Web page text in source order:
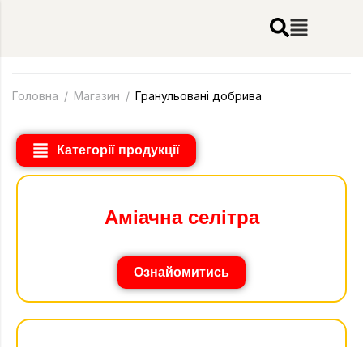
Головна / Магазин / Гранульовані добрива
Категорії продукції
Аміачна селітра
Ознайомитись